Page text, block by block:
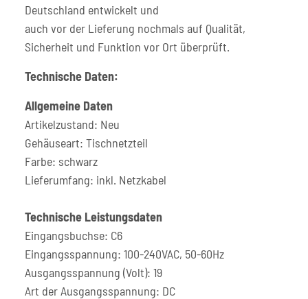
Deutschland entwickelt und
auch vor der Lieferung nochmals auf Qualität,
Sicherheit und Funktion vor Ort überprüft.
Technische Daten:
Allgemeine Daten
Artikelzustand: Neu
Gehäuseart: Tischnetzteil
Farbe: schwarz
Lieferumfang: inkl. Netzkabel
Technische Leistungsdaten
Eingangsbuchse: C6
Eingangsspannung: 100-240VAC, 50-60Hz
Ausgangsspannung (Volt): 19
Art der Ausgangsspannung: DC